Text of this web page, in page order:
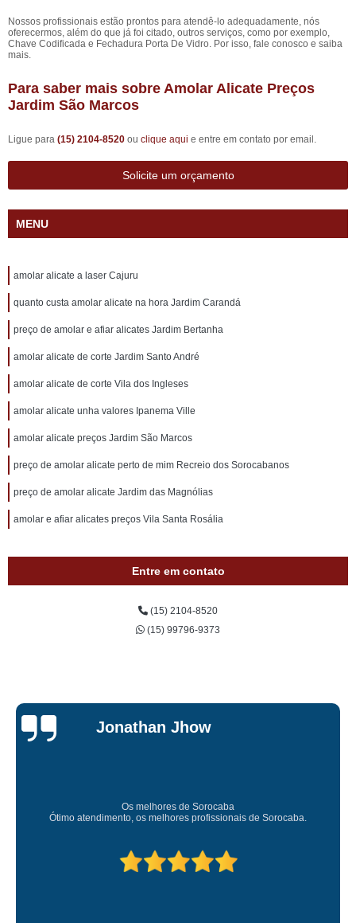
Nossos profissionais estão prontos para atendê-lo adequadamente, nós
oferecermos, além do que já foi citado, outros serviços, como por exemplo,
Chave Codificada e Fechadura Porta De Vidro. Por isso, fale conosco e saiba
mais.
Para saber mais sobre Amolar Alicate Preços
Jardim São Marcos
Ligue para (15) 2104-8520 ou clique aqui e entre em contato por email.
Solicite um orçamento
MENU
amolar alicate a laser Cajuru
quanto custa amolar alicate na hora Jardim Carandá
preço de amolar e afiar alicates Jardim Bertanha
amolar alicate de corte Jardim Santo André
amolar alicate de corte Vila dos Ingleses
amolar alicate unha valores Ipanema Ville
amolar alicate preços Jardim São Marcos
preço de amolar alicate perto de mim Recreio dos Sorocabanos
preço de amolar alicate Jardim das Magnólias
amolar e afiar alicates preços Vila Santa Rosália
Entre em contato
(15) 2104-8520
(15) 99796-9373
Jessica
Carvalho
Super recomendo!
Amei o atendimento. Preco super bom. Superou minhas expectativas.
Deixou o meu bem super arrumadinhooo recomendo!